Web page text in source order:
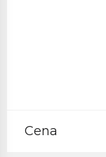
Cena